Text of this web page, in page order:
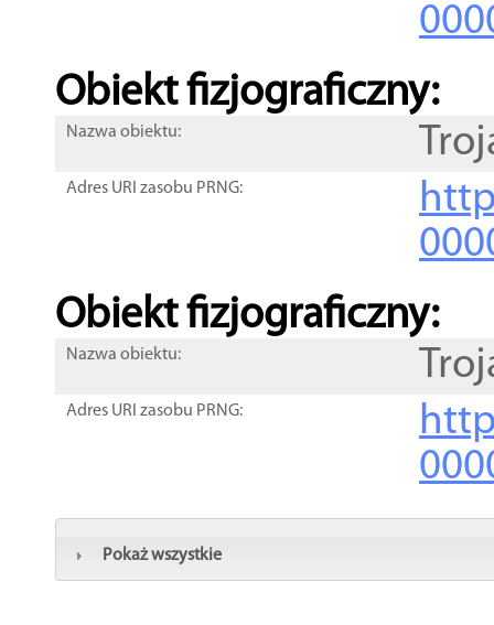
Obiekt fizjograficzny:
Nazwa obiektu:
Adres URI zasobu PRNG:
Obiekt fizjograficzny:
Nazwa obiektu:
Adres URI zasobu PRNG:
Pokaż wszystkie